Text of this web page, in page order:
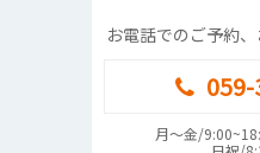
お電話でのご予約
月〜金/